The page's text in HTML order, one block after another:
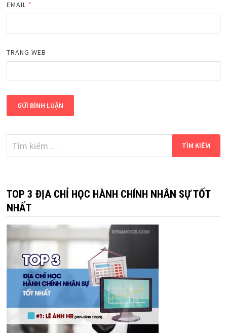
EMAIL *
TRANG WEB
Tìm
kiếm
TOP 3 ĐỊA CHỈ HỌC HÀNH CHÍNH NHÂN SỰ TỐT
NHẤT